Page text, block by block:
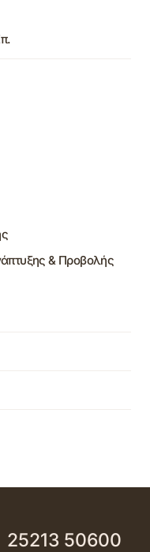
& Προβολής
25213 50600